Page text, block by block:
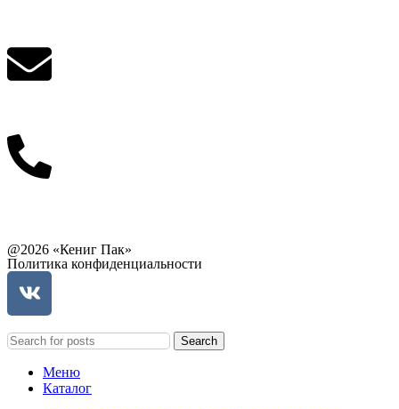
@2026 «Кениг Пак»
Политика конфиденциальности
Search
Меню
Каталог